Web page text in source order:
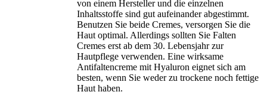
von einem Hersteller und die einzelnen
Inhaltsstoffe sind gut aufeinander abgestimmt.
Benutzen Sie beide Cremes, versorgen Sie die
Haut optimal. Allerdings sollten Sie Falten
Cremes erst ab dem 30. Lebensjahr zur
Hautpflege verwenden. Eine wirksame
Antifaltencreme mit Hyaluron eignet sich am
besten, wenn Sie weder zu trockene noch fettige
Haut haben.